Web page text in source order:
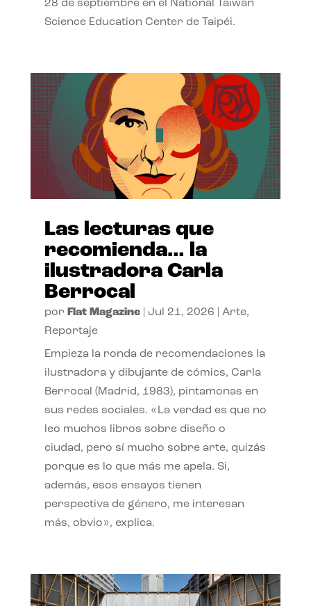
28 de septiembre en el National Taiwan
Science Education Center de Taipéi.
Las lecturas que
recomienda… la
ilustradora Carla
Berrocal
por Flat Magazine| Jul 21, 2026 Arte,
Reportaje
Empieza la ronda de recomendaciones la
ilustradora y dibujante de cómics, Carla
Berrocal (Madrid, 1983), pintamonas en
sus redes sociales. «La verdad es que no
leo muchos libros sobre diseño o
ciudad, pero sí mucho sobre arte, quizás
porque es lo que más me apela. Si,
además, esos ensayos tienen
perspectiva de género, me interesan
más, obvio», explica.